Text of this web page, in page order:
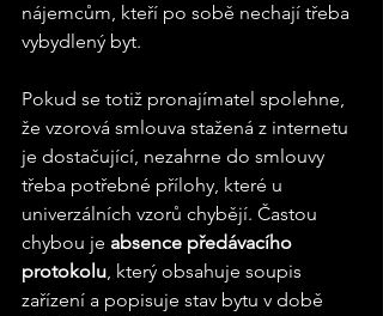
nájemcům, kteří po sobě nechají třeba
vybydlený byt.
Pokud se totiž pronajímatel spolehne,
že vzorová smlouva stažená z internetu
je dostačující, nezahrne do smlouvy
třeba potřebné přílohy, které u
univerzálních vzorů chybějí. Častou
chybou je absence předávacího
protokolu, který obsahuje soupis
zařízení a popisuje stav bytu v době